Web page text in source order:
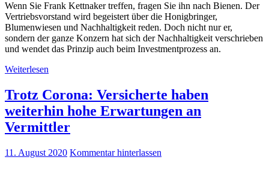
Wenn Sie Frank Kettnaker treffen, fragen Sie ihn nach Bienen. Der
Vertriebsvorstand wird begeistert über die Honigbringer,
Blumenwiesen und Nachhaltigkeit reden. Doch nicht nur er,
sondern der ganze Konzern hat sich der Nachhaltigkeit verschrieben
und wendet das Prinzip auch beim Investmentprozess an.
Weiterlesen
Trotz Corona: Versicherte haben
weiterhin hohe Erwartungen an
Vermittler
11. August 2020 Kommentar hinterlassen